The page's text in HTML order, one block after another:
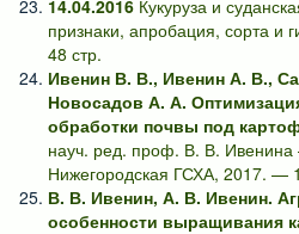
14.04.2016 Кукуруза и
признаки, апробация, сорта и
48 стр.
Ивенин В. В., Ивенин А. В.,
Новосадов А. А.
обработки почвы под
науч. ред. проф. В. В.
Нижегородская ГСХА, 2017. —
В. В. Ивенин, А. В. Ивенин.
особенности выращивания